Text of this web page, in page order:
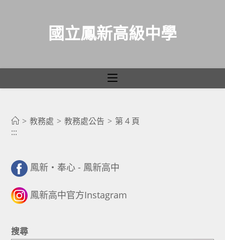
國立鳳新高級中學
> 教務處 > 教務處公告 > 第 4 頁
:::
鳳新・奉心 - 鳳新高中
鳳新高中官方Instagram
搜尋